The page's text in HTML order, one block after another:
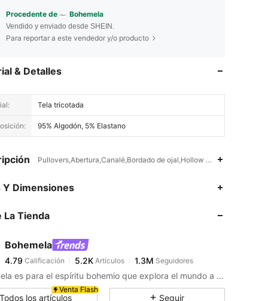
Procedente de Bohemela
Vendido y enviado desde SHEIN.
Para reportar a este vendedor y/o producto
& Detalles
Tela tricotada
95% Algodón, 5% Elastano
Pullovers,Abertura,Canalé,Bordado de ojal,Hollow Out
Y Dimensiones
La Tienda
Bohemela
4.79
4.79 Calificación 5.2K
k***2pagó Hace 1 horas
4.79 5.2K 1.3M
Bohemela es para el espíritu bohemio que explora el mundo a través de su estilo.
Venta Flash
Todos los artículos Seguir